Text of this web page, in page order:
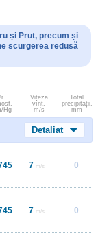
și Prut, precum și
scurgerea redusă
Hg
Viteza
vînt.
m/s
Total
precipitații,
mm
Detaliat
7 m/s 0
7 m/s 0